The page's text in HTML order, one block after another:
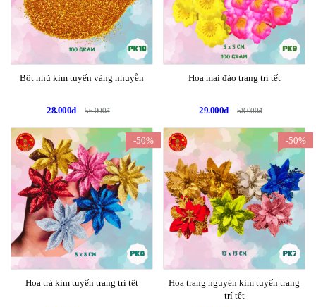
Bột nhũ kim tuyến vàng nhuyễn
28.000đ 56.000đ
Hoa mai đào trang trí tết
29.000đ 58.000đ
-50%
Hoa trà kim tuyến trang trí tết
-50%
Hoa trạng nguyên kim tuyến trang
trí tết